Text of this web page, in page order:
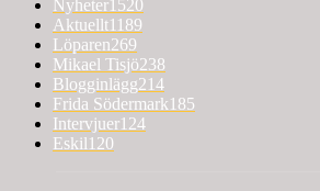
Nyheter1520
Aktuellt1189
Löparen269
Mikael Tisjö238
Blogginlägg214
Frida Södermark185
Intervjuer124
Eskil120